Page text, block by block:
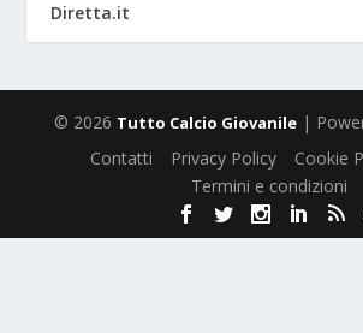
Diretta.it
© 2026 Tutto Calcio Giovanile |
Contatti Privacy Policy
Cookie
Termini e condizioni